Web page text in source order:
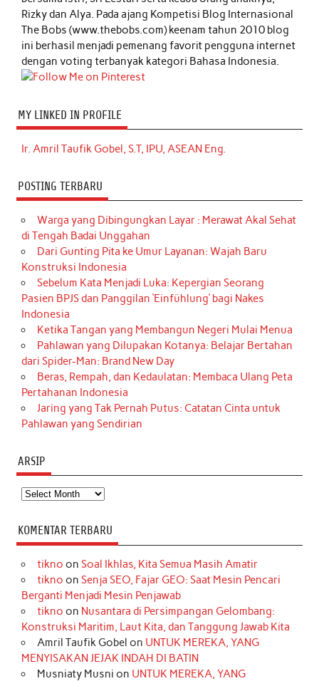
Rizky dan Alya. Pada ajang Kompetisi Blog Internasional
The Bobs (www.thebobs.com) keenam tahun 2010 blog
ini berhasil menjadi pemenang favorit pengguna internet
dengan voting terbanyak kategori Bahasa Indonesia.
MY LINKED IN PROFILE
Ir. Amril Taufik Gobel, S.T, IPU, ASEAN Eng.
POSTING TERBARU
Warga yang Dibingungkan Layar : Merawat Akal Sehat
di Tengah Badai Unggahan
Dari Gunting Pita ke Umur Layanan: Wajah Baru
Konstruksi Indonesia
Sebelum Kata Menjadi Luka: Kepergian Seorang
Pasien BPJS dan Panggilan ‘Einfühlung’ bagi Nakes
Indonesia
Ketika Tangan yang Membangun Negeri Mulai Menua
Pahlawan yang Dilupakan Kotanya: Belajar Bertahan
dari Spider-Man: Brand New Day
Beras, Rempah, dan Kedaulatan: Membaca Ulang Peta
Pertahanan Indonesia
Jaring yang Tak Pernah Putus: Catatan Cinta untuk
Pahlawan yang Sendirian
ARSIP
Arsip
KOMENTAR TERBARU
tikno on Soal Ikhlas, Kita Semua Masih Amatir
tikno on Senja SEO, Fajar GEO: Saat Mesin Pencari
Berganti Menjadi Mesin Penjawab
tikno on Nusantara di Persimpangan Gelombang:
Konstruksi Maritim, Laut Kita, dan Tanggung Jawab Kita
Amril Taufik Gobel on UNTUK MEREKA, YANG
MENYISAKAN JEJAK INDAH DI BATIN
Musniaty Musni on UNTUK MEREKA, YANG